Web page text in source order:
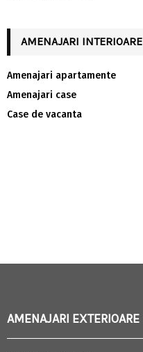
AMENAJARI INTERIOARE
Amenajari apartamente
Amenajari case
Case de vacanta
AMENAJARI EXTERIOARE